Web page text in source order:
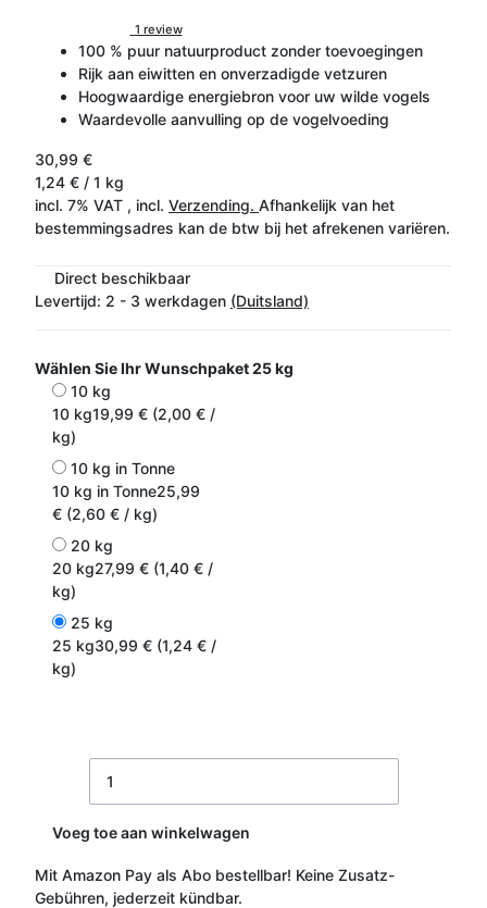
1 review
100 % puur natuurproduct zonder toevoegingen
Rijk aan eiwitten en onverzadigde vetzuren
Hoogwaardige energiebron voor uw wilde vogels
Waardevolle aanvulling op de vogelvoeding
30,99 €
1,24 € / 1 kg
incl. 7% VAT , incl. Verzending. Afhankelijk van het
bestemmingsadres kan de btw bij het afrekenen variëren.
Direct beschikbaar
Levertijd: 2 - 3 werkdagen (Duitsland)
Wählen Sie Ihr Wunschpaket25 kg
10 kg
10 kg19,99 € (2,00 € /
kg)
10 kg in Tonne
10 kg in Tonne25,99
€ (2,60 € / kg)
20 kg
20 kg27,99 € (1,40 € /
kg)
25 kg
25 kg30,99 € (1,24 € /
kg)
Voeg toe aan winkelwagen
Mit Amazon Pay als Abo bestellbar! Keine Zusatz-
Gebühren, jederzeit kündbar.